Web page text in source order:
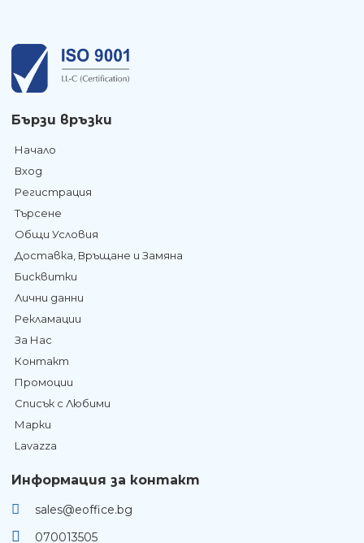
Бързи връзки
Начало
Вход
Регистрация
Търсене
Общи Условия
Доставка, Връщане и Замяна
Бисквитки
Лични данни
Рекламации
За Нас
Контакт
Промоции
Списък с Любими
Марки
Lavazza
Информация за контакт
sales@eoffice.bg
070013505